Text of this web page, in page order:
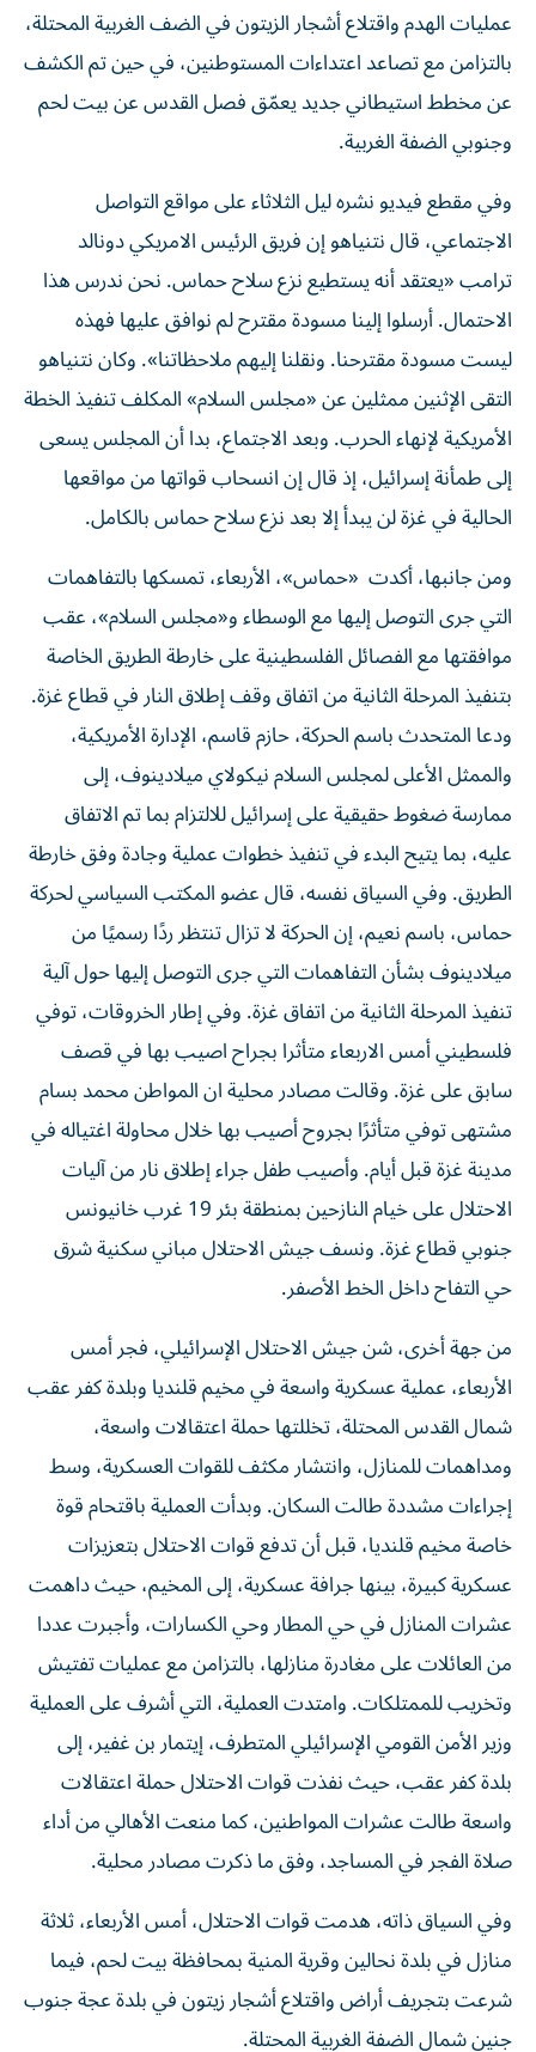
عمليات الهدم واقتلاع أشجار الزيتون في الضف الغربية المحتلة،
بالتزامن مع تصاعد اعتداءات المستوطنين، في حين تم الكشف
عن مخطط استيطاني جديد يعمّق فصل القدس عن بيت لحم
وجنوبي الضفة الغربية.
وفي مقطع فيديو نشره ليل الثلاثاء على مواقع التواصل
الاجتماعي، قال نتنياهو إن فريق الرئيس الامريكي دونالد
ترامب «يعتقد أنه يستطيع نزع سلاح حماس. نحن ندرس هذا
الاحتمال. أرسلوا إلينا مسودة مقترح لم نوافق عليها فهذه
ليست مسودة مقترحنا. ونقلنا إليهم ملاحظاتنا». وكان نتنياهو
التقى الإثنين ممثلين عن «مجلس السلام» المكلف تنفيذ الخطة
الأمريكية لإنهاء الحرب. وبعد الاجتماع، بدا أن المجلس يسعى
إلى طمأنة إسرائيل، إذ قال إن انسحاب قواتها من مواقعها
الحالية في غزة لن يبدأ إلا بعد نزع سلاح حماس بالكامل.
ومن جانبها، أكدت «حماس»، الأربعاء، تمسكها بالتفاهمات
التي جرى التوصل إليها مع الوسطاء و«مجلس السلام»، عقب
موافقتها مع الفصائل الفلسطينية على خارطة الطريق الخاصة
بتنفيذ المرحلة الثانية من اتفاق وقف إطلاق النار في قطاع غزة.
ودعا المتحدث باسم الحركة، حازم قاسم، الإدارة الأمريكية،
والممثل الأعلى لمجلس السلام نيكولاي ميلادينوف، إلى
ممارسة ضغوط حقيقية على إسرائيل للالتزام بما تم الاتفاق
عليه، بما يتيح البدء في تنفيذ خطوات عملية وجادة وفق خارطة
الطريق. وفي السياق نفسه، قال عضو المكتب السياسي لحركة
حماس، باسم نعيم، إن الحركة لا تزال تنتظر ردًا رسميًا من
ميلادينوف بشأن التفاهمات التي جرى التوصل إليها حول آلية
تنفيذ المرحلة الثانية من اتفاق غزة. وفي إطار الخروقات، توفي
فلسطيني أمس الاربعاء متأثرا بجراح اصيب بها في قصف
سابق على غزة. وقالت مصادر محلية ان المواطن محمد بسام
مشتهى توفي متأثرًا بجروح أصيب بها خلال محاولة اغتياله في
مدينة غزة قبل أيام. وأصيب طفل جراء إطلاق نار من آليات
الاحتلال على خيام النازحين بمنطقة بئر 19 غرب خانيونس
جنوبي قطاع غزة. ونسف جيش الاحتلال مباني سكنية شرق
حي التفاح داخل الخط الأصفر.
من جهة أخرى، شن جيش الاحتلال الإسرائيلي، فجر أمس
الأربعاء، عملية عسكرية واسعة في مخيم قلنديا وبلدة كفر عقب
شمال القدس المحتلة، تخللتها حملة اعتقالات واسعة،
ومداهمات للمنازل، وانتشار مكثف للقوات العسكرية، وسط
إجراءات مشددة طالت السكان. وبدأت العملية باقتحام قوة
خاصة مخيم قلنديا، قبل أن تدفع قوات الاحتلال بتعزيزات
عسكرية كبيرة، بينها جرافة عسكرية، إلى المخيم، حيث داهمت
عشرات المنازل في حي المطار وحي الكسارات، وأجبرت عددا
من العائلات على مغادرة منازلها، بالتزامن مع عمليات تفتيش
وتخريب للممتلكات. وامتدت العملية، التي أشرف على العملية
وزير الأمن القومي الإسرائيلي المتطرف، إيتمار بن غفير، إلى
بلدة كفر عقب، حيث نفذت قوات الاحتلال حملة اعتقالات
واسعة طالت عشرات المواطنين، كما منعت الأهالي من أداء
صلاة الفجر في المساجد، وفق ما ذكرت مصادر محلية.
وفي السياق ذاته، هدمت قوات الاحتلال، أمس الأربعاء، ثلاثة
منازل في بلدة نحالين وقرية المنية بمحافظة بيت لحم، فيما
شرعت بتجريف أراض واقتلاع أشجار زيتون في بلدة عجة جنوب
جنين شمال الضفة الغربية المحتلة.